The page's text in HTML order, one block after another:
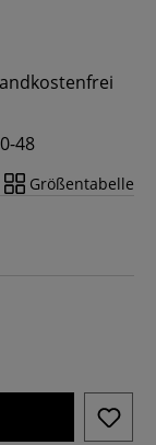
48
Größentabelle